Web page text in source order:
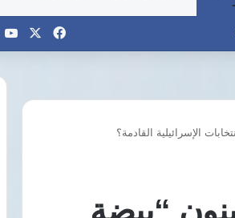
فيسبوك
الإسرائيلية القادمة؟
توقيع